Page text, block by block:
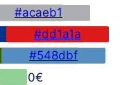
#acaeb1
#dd1a1a
#548dbf
45,00€